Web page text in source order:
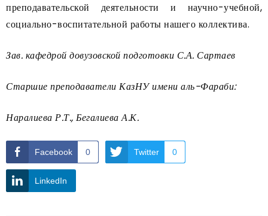
преподавательской деятельности и научно-учебной,
социально-воспитательной работы нашего коллектива.
Зав. кафедрой довузовской подготовки С.А. Сартаев
Старшие преподаватели КазНУ имени аль-Фараби:
Наралиева Р.Т., Бегалиева А.К.
Facebook 0 Twitter 0
LinkedIn